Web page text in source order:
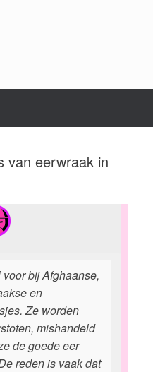
van eerwraak in
bij Afghaanse,
en
Ze worden
mishandeld
de goede eer
reden is vaak dat